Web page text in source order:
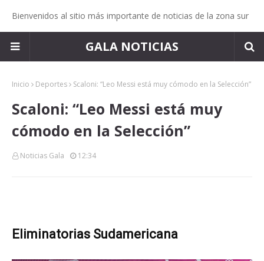
Bienvenidos al sitio más importante de noticias de la zona sur
GALA NOTICIAS
Inicio Deportes Scaloni: “Leo Messi está muy cómodo en la Selección”
Scaloni: “Leo Messi está muy
cómodo en la Selección”
Noticias Gala 12:34
Eliminatorias Sudamericana